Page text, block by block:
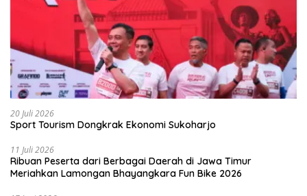
20 Juli 2026
Sport Tourism Dongkrak Ekonomi Sukoharjo
11 Juli 2026
Ribuan Peserta dari Berbagai Daerah di Jawa Timur
Meriahkan Lamongan Bhayangkara Fun Bike 2026